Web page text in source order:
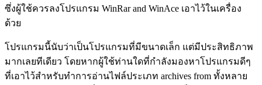
ซึ่งผู้ใช้ควรลงโปรแกรม WinRar and WinAce เอาไว้ในเครื่อง
ด้วย
โปรแกรมนี้นับว่าเป็นโปรแกรมที่มีขนาดเล็ก แต่มีประสิทธิภาพ
มากเลยทีเดียว โดยหากผู้ใช้ท่านใดที่กำลังมองหาโปรแกรมดีๆ
ที่เอาไว้สำหรับทำการอ่านไฟล์ประเภท archives from ทั้งหลาย